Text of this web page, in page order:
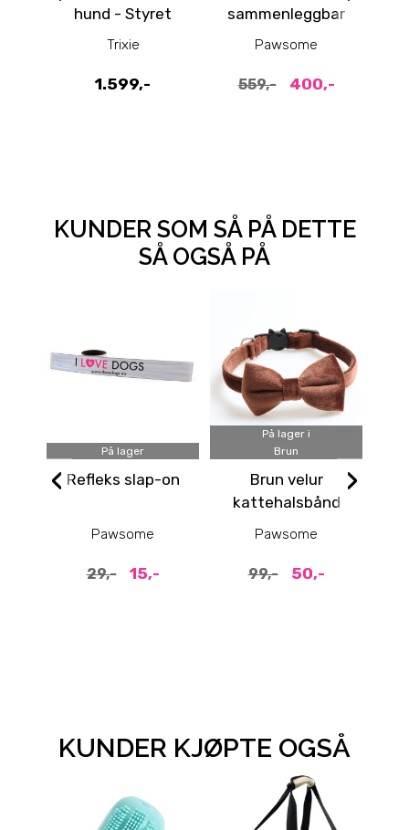
hund - Styret
Trixie
1.599,-
sammenleggbar
valpegård i
Pawsome
559,- 400,-
KUNDER SOM SÅ PÅ DETTE
SÅ OGSÅ PÅ
På lager
Refleks slap-on
Pawsome
29,- 15,-
På lager i
Brun
Brun velur
kattehalsbånd
med sløyfe til pus
Pawsome
99,- 50,-
‹ ›
KUNDER KJØPTE OGSÅ